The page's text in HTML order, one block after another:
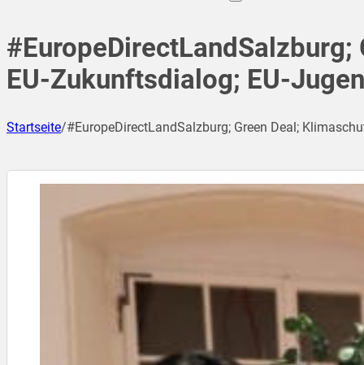
EU-Zukunftsdialog; EU-
Startseite/#EuropeDirectLandSalzburg; Green Deal;